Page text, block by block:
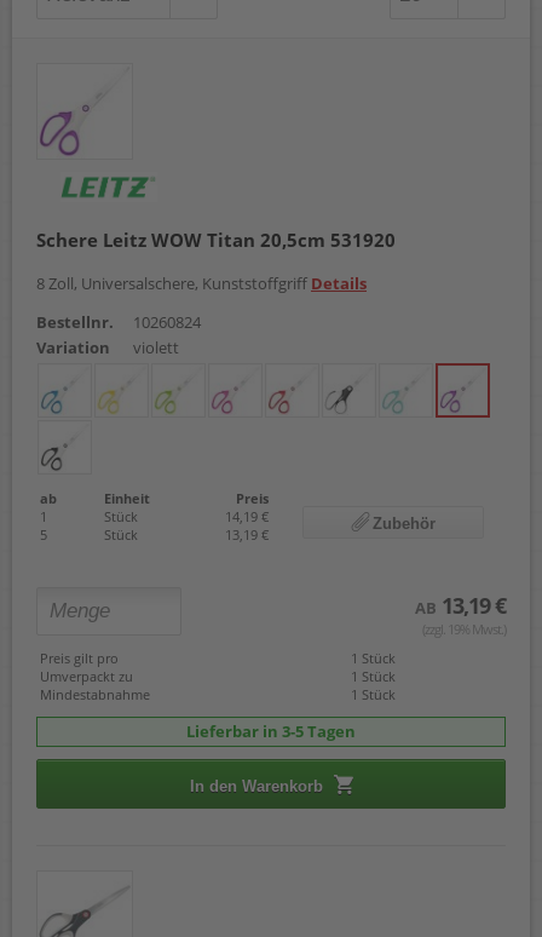
Schere Leitz WOW Titan 20,5cm 531920
8 Zoll, Universalschere, Kunststoffgriff Details
Bestellnr.
10260824
Variation
violett
ab Einheit
Preis
1
Stück
14,19 €
5
Stück 13,19 €
Zubehör
AB 13,19 €
(zzgl. 19% Mwst.)
Preis gilt pro
1 Stück
Umverpackt zu
1 Stück
Mindestabnahme
1 Stück
Lieferbar in 3-5 Tagen
In den Warenkorb